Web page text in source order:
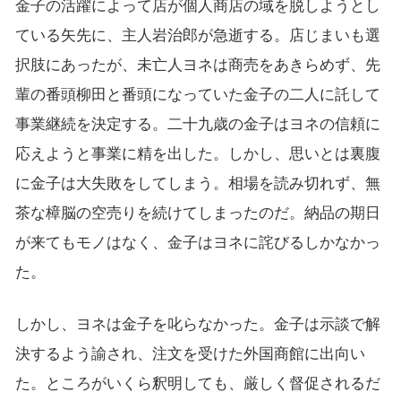
金子の活躍によって店が個人商店の域を脱しようとし
ている矢先に、主人岩治郎が急逝する。店じまいも選
択肢にあったが、未亡人ヨネは商売をあきらめず、先
輩の番頭柳田と番頭になっていた金子の二人に託して
事業継続を決定する。二十九歳の金子はヨネの信頼に
応えようと事業に精を出した。しかし、思いとは裏腹
に金子は大失敗をしてしまう。相場を読み切れず、無
茶な樟脳の空売りを続けてしまったのだ。納品の期日
が来てもモノはなく、金子はヨネに詫びるしかなかっ
た。
しかし、ヨネは金子を叱らなかった。金子は示談で解
決するよう諭され、注文を受けた外国商館に出向い
た。ところがいくら釈明しても、厳しく督促されるだ